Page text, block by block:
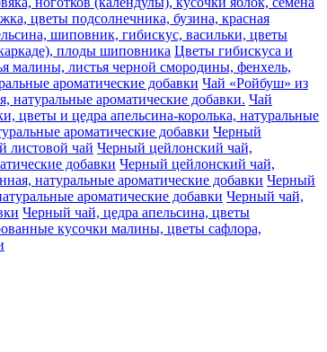
цветы подсолнечника, бузина, красная
шиповник, гибискус, васильки, цветы
плоды шиповника Цветы гибискуса и
малины, листья черной смородины, фенхель,
ароматические добавки Чай «Ройбуш» из
натуральные ароматические добавки. Чай
цветы и цедра апельсина-королька, натуральные
ароматические добавки Черный
листовой чай Черный цейлонский чай,
добавки Черный цейлонский чай,
натуральные ароматические добавки Черный
ароматические добавки Черный чай,
Черный чай, цедра апельсина, цветы
кусочки малины, цветы сафлора,